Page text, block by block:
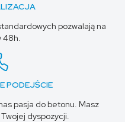
pozwalają na
48h.
PODEJŚCIE
pasja do betonu. Masz
dyspozycji.